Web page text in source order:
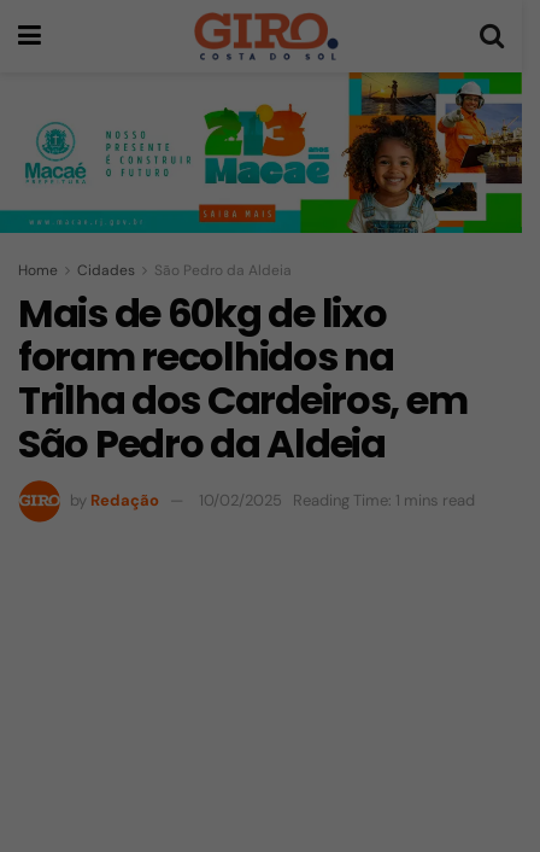
Home Cidades São Pedro da Aldeia
Mais de 60kg de lixo
foram recolhidos na
Trilha dos Cardeiros, em
São Pedro da Aldeia
by Redação 10/02/2025 Reading Time: 1 mins read